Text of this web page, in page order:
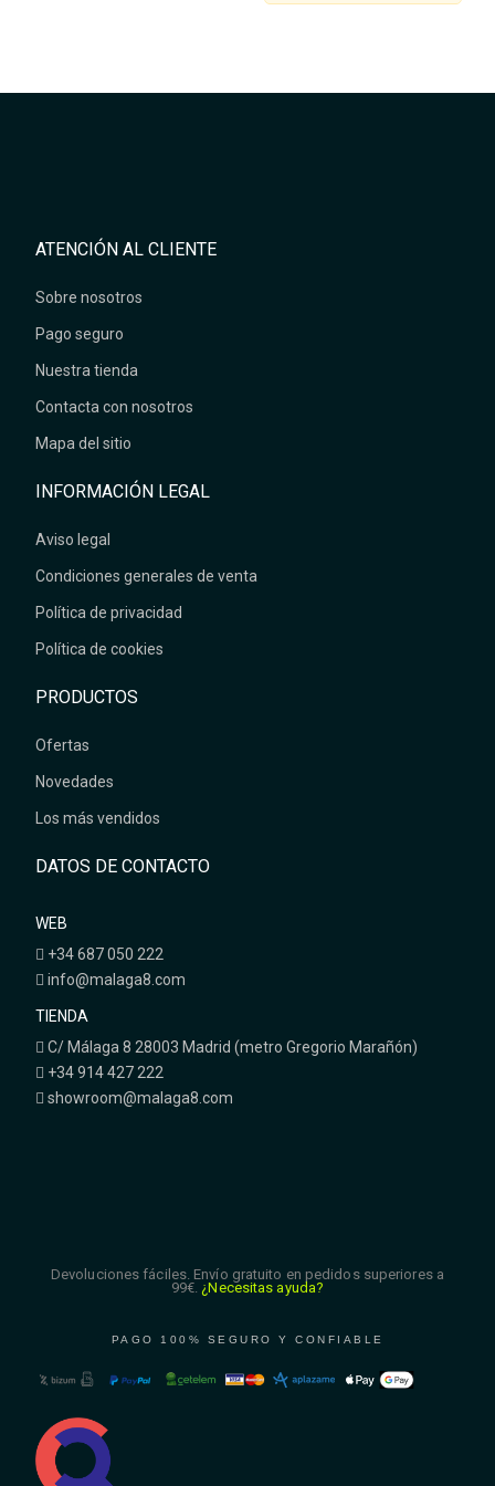
ATENCIÓN AL CLIENTE
Sobre nosotros
Pago seguro
Nuestra tienda
Contacta con nosotros
Mapa del sitio
INFORMACIÓN LEGAL
Aviso legal
Condiciones generales de venta
Política de privacidad
Política de cookies
PRODUCTOS
Ofertas
Novedades
Los más vendidos
DATOS DE CONTACTO
WEB
+34 687 050 222
info@malaga8.com
TIENDA
C/ Málaga 8 28003 Madrid (metro Gregorio Marañón)
+34 914 427 222
showroom@malaga8.com
Devoluciones fáciles. Envío gratuito en pedidos superiores a
99€. ¿Necesitas ayuda?
PAGO 100% SEGURO Y CONFIABLE